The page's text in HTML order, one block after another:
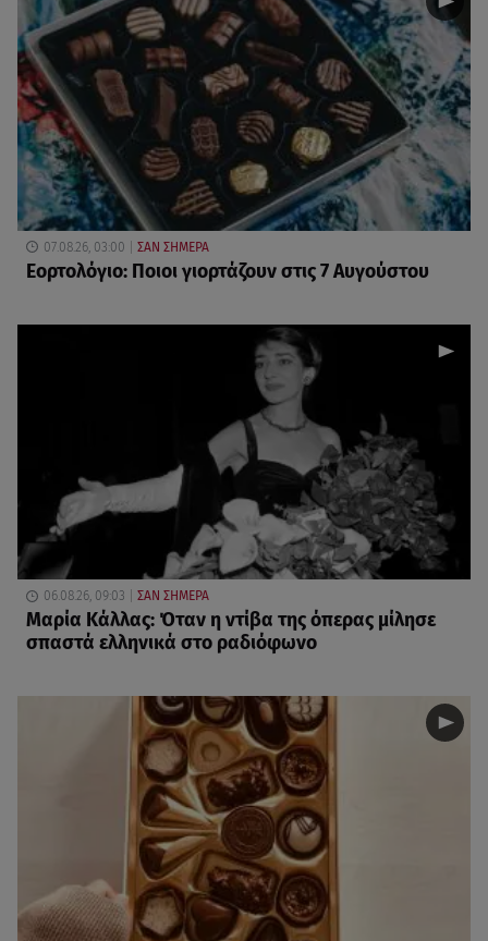
07.08.26, 03:00 ΣΑΝ ΣΗΜΕΡΑ
Εορτολόγιο: Ποιοι γιορτάζουν στις 7 Αυγούστου
06.08.26, 09:03 ΣΑΝ ΣΗΜΕΡΑ
Μαρία Κάλλας: Όταν η ντίβα της όπερας μίλησε
σπαστά ελληνικά στο ραδιόφωνο